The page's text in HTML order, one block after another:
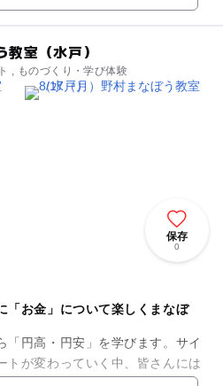
室（水戸）
, ものづくり・学び体験
保存
0
「お金」について楽しくまなぼ
「円高・円安」を学びます。サイ
トが変わっていく中、皆さんには
、消しゴムを輸入する体験をして